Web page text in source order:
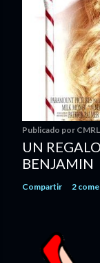
Publicado por CMRL
UN
BENJAMIN
Compartir 2